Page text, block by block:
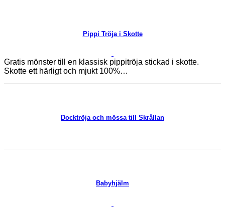
Pippi Tröja i Skotte
Gratis mönster till en klassisk pippitröja stickad i skotte.
Skotte ett härligt och mjukt 100%…
Docktröja och mössa till Skrållan
Babyhjälm